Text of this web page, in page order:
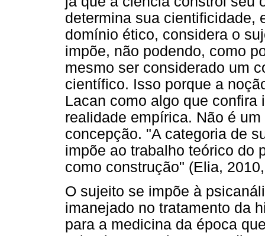
determina sua cientificidade,
domínio ético, considera o
impõe, não podendo, como
mesmo ser considerado um
científico. Isso porque a
Lacan como algo que
realidade empírica. Não é
concepção. "A categoria de
impõe ao trabalho teórico do
como construção" (Elia,
O sujeito se impõe à
imanejado no tratamento da
para a medicina da época